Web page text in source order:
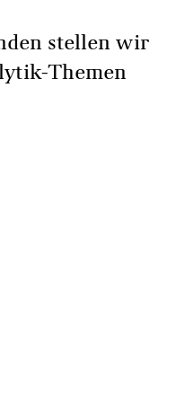
stellen wir
Themen